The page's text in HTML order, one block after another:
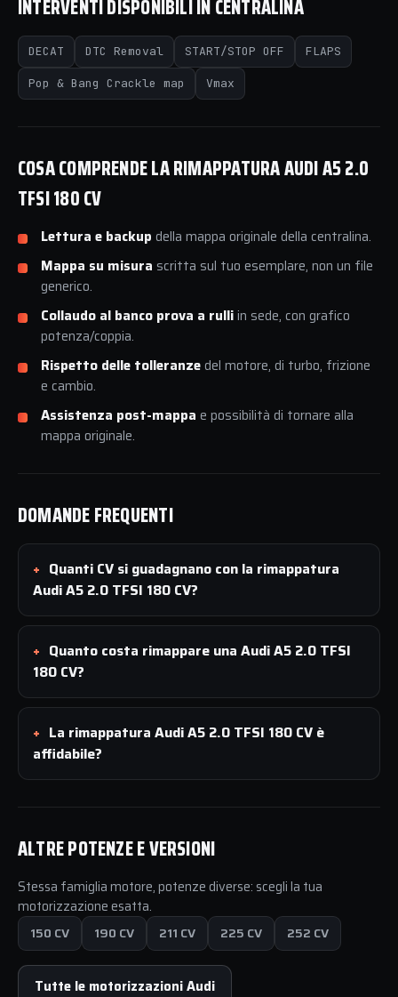
INTERVENTI DISPONIBILI IN CENTRALINA
DECAT DTC Removal START/STOP OFF FLAPS
Pop & Bang Crackle map Vmax
COSA COMPRENDE LA RIMAPPATURA AUDI A5 2.0
TFSI 180 CV
Lettura e backup della mappa originale della centralina.
Mappa su misura scritta sul tuo esemplare, non un file
generico.
Collaudo al banco prova a rulliin sede, con grafico
potenza/coppia.
Rispetto delle tolleranzedel motore, di turbo, frizione
e cambio.
Assistenza post-mappa e possibilità di tornare alla
mappa originale.
DOMANDE FREQUENTI
Quanti CV si guadagnano con la rimappatura
Audi A5 2.0 TFSI 180 CV?
Quanto costa rimappare una Audi A5 2.0 TFSI
180 CV?
La rimappatura Audi A5 2.0 TFSI 180 CV è
affidabile?
ALTRE POTENZE E VERSIONI
Stessa famiglia motore, potenze diverse: scegli la tua
motorizzazione esatta.
150 CV
190 CV 211 CV 225 CV 252 CV
Tutte le motorizzazioni Audi